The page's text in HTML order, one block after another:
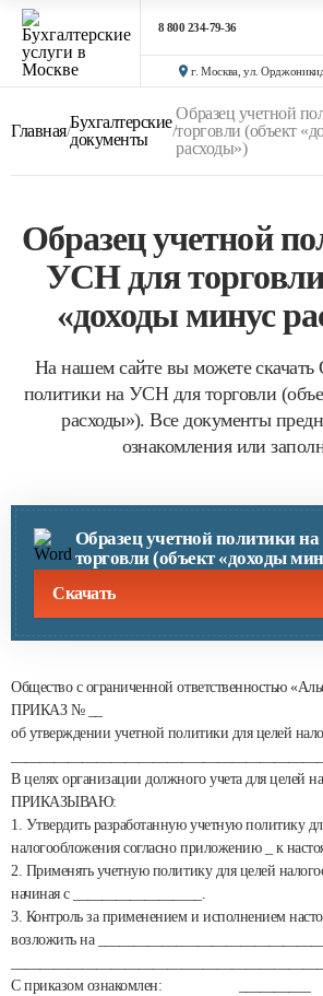
8 800 234-79-36
г. Москва, ул.
Главная/Бухгалтерские
документы
/
Образец учетной
торговли (объект
расходы»)
Образец учетной
УСН для
«доходы минус
На нашем сайте вы можете скачать
политики на УСН для торговли
расходы»). Все документы
ознакомления или
Образец учетной политики
торговли (объект «доходы
Скачать
Общество с ограниченной ответственностью
ПРИКАЗ № __
об утверждении учетной политики для целей
В целях организации должного учета для целей
ПРИКАЗЫВАЮ:
1. Утвердить разработанную учетную политику
налогообложения согласно приложению _ к
2. Применять учетную политику для целей
начиная с __________________.
3. Контроль за применением и исполнением
возложить на
С приказом ознакомлен: